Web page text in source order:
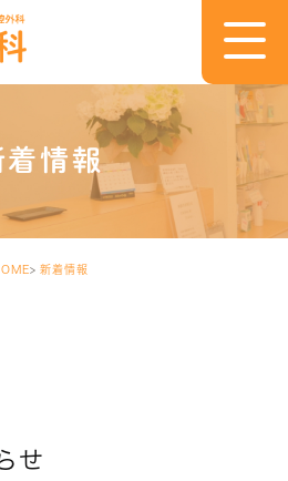
着情報
新着情報
せ